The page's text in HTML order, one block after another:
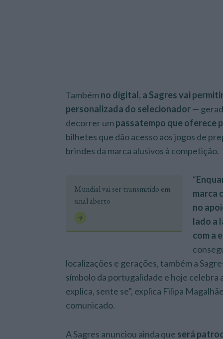
Também no digital, a Sagres vai
personalizada do selecionador—
decorrer um passatempo que oferece
bilhetes que dão acesso aos jogos de
brindes da marca alusivos à competição.
Mundial vai ser transmitido em
sinal aberto
“
marca
no
lado a
com a
localizações e gerações, também a
símbolo da portugalidade e hoje celebra
explica, sente se”, explica Filipa
comunicado.
A Sagres anunciou ainda que será